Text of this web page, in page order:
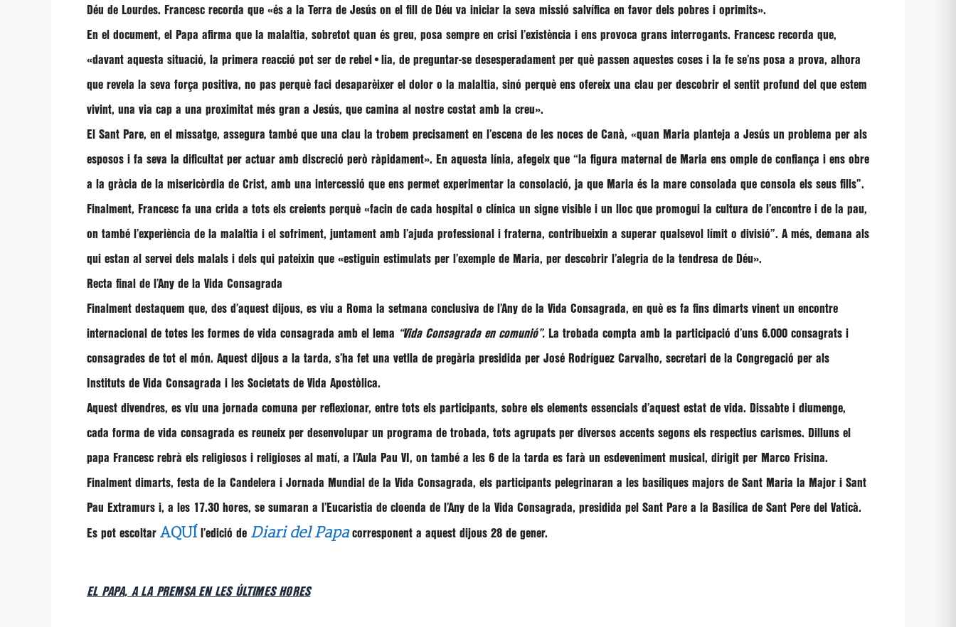
Déu de Lourdes. Francesc recorda que «és a la Terra de Jesús on el fill de Déu va iniciar la seva missió salvífica en favor dels pobres i oprimits».
En el document, el Papa afirma que la malaltia, sobretot quan és greu, posa sempre en crisi l’existència i ens provoca grans interrogants. Francesc recorda que,
«davant aquesta situació, la primera reacció pot ser de rebel•lia, de preguntar-se desesperadament per què passen aquestes coses i la fe se’ns posa a prova, alhora
que revela la seva força positiva, no pas perquè faci desaparèixer el dolor o la malaltia, sinó perquè ens ofereix una clau per descobrir el sentit profund del que estem
vivint, una via cap a una proximitat més gran a Jesús, que camina al nostre costat amb la creu».
El Sant Pare, en el missatge, assegura també que una clau la trobem precisament en l’escena de les noces de Canà, «quan Maria planteja a Jesús un problema per als
esposos i fa seva la dificultat per actuar amb discreció però ràpidament». En aquesta línia, afegeix que “la figura maternal de Maria ens omple de confiança i ens obre
a la gràcia de la misericòrdia de Crist, amb una intercessió que ens permet experimentar la consolació, ja que Maria és la mare consolada que consola els seus fills”.
Finalment, Francesc fa una crida a tots els creients perquè «facin de cada hospital o clínica un signe visible i un lloc que promogui la cultura de l’encontre i de la pau,
on també l’experiència de la malaltia i el sofriment, juntament amb l’ajuda professional i fraterna, contribueixin a superar qualsevol límit o divisió”. A més, demana als
qui estan al servei dels malals i dels qui pateixin que «estiguin estimulats per l’exemple de Maria, per descobrir l’alegria de la tendresa de Déu».
Recta final de l’Any de la Vida Consagrada
Finalment destaquem que, des d’aquest dijous, es viu a Roma la setmana conclusiva de l’Any de la Vida Consagrada, en què es fa fins dimarts vinent un encontre
internacional de totes les formes de vida consagrada amb el lema “Vida Consagrada en comunió”. La trobada compta amb la participació d’uns 6.000 consagrats i
consagrades de tot el món. Aquest dijous a la tarda, s’ha fet una vetlla de pregària presidida per José Rodríguez Carvalho, secretari de la Congregació per als
Instituts de Vida Consagrada i les Societats de Vida Apostòlica.
Aquest divendres, es viu una jornada comuna per reflexionar, entre tots els participants, sobre els elements essencials d’aquest estat de vida. Dissabte i diumenge,
cada forma de vida consagrada es reuneix per desenvolupar un programa de trobada, tots agrupats per diversos accents segons els respectius carismes. Dilluns el
papa Francesc rebrà els religiosos i religioses al matí, a l’Aula Pau VI, on també a les 6 de la tarda es farà un esdeveniment musical, dirigit per Marco Frisina.
Finalment dimarts, festa de la Candelera i Jornada Mundial de la Vida Consagrada, els participants pelegrinaran a les basíliques majors de Sant Maria la Major i Sant
Pau Extramurs i, a les 17.30 hores, se sumaran a l’Eucaristia de cloenda de l’Any de la Vida Consagrada, presidida pel Sant Pare a la Basílica de Sant Pere del Vaticà.
Es pot escoltar AQUÍ l’edició de Diari del Papacorresponent a aquest dijous 28 de gener.
EL PAPA, A LA PREMSA EN LES ÚLTIMES HORES